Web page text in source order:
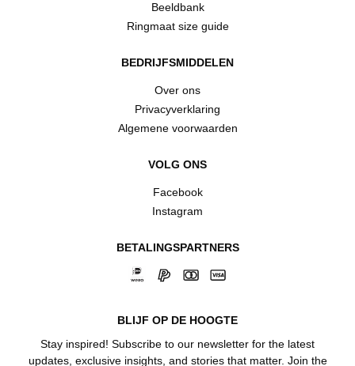
Beeldbank
Ringmaat size guide
BEDRIJFSMIDDELEN
Over ons
Privacyverklaring
Algemene voorwaarden
VOLG ONS
Facebook
Instagram
BETALINGSPARTNERS
BLIJF OP DE HOOGTE
Stay inspired! Subscribe to our newsletter for the latest
updates, exclusive insights, and stories that matter. Join the